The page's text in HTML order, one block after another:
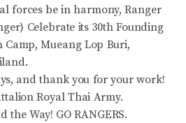
forces be in harmony, Ranger
Celebrate its 30th Founding
Mueang Lop Buri,
and thank you for your work!
Royal Thai Army.
the Way! GO RANGERS.